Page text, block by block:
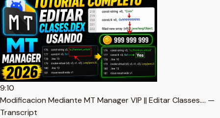
9:10
Modificacion Mediante MT Manager VIP || Editar Classes.… —
Transcript